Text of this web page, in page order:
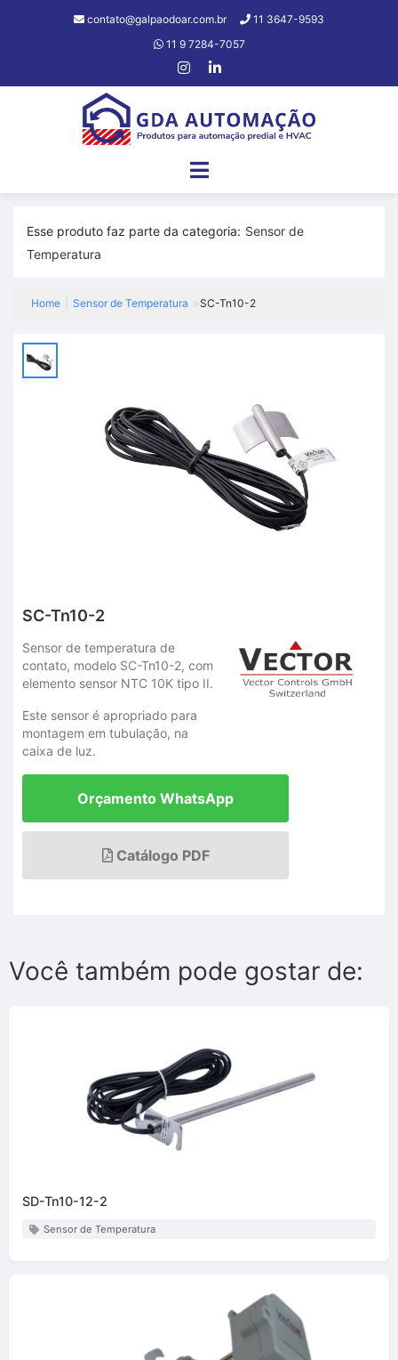
contato@galpaodoar.com.br
11 3647-9593
11 9 7284-7057
Esse produto faz parte da categoria: Sensor de
Temperatura
Home Sensor de Temperatura >SC-Tn10-2
SC-Tn10-2
Sensor de temperatura de
contato, modelo SC-Tn10-2, com
elemento sensor NTC 10K tipo II.
Este sensor é apropriado para
montagem em tubulação, na
caixa de luz.
Orçamento WhatsApp
Catálogo PDF
Você também pode gostar de:
SD-Tn10-12-2
Sensor de Temperatura